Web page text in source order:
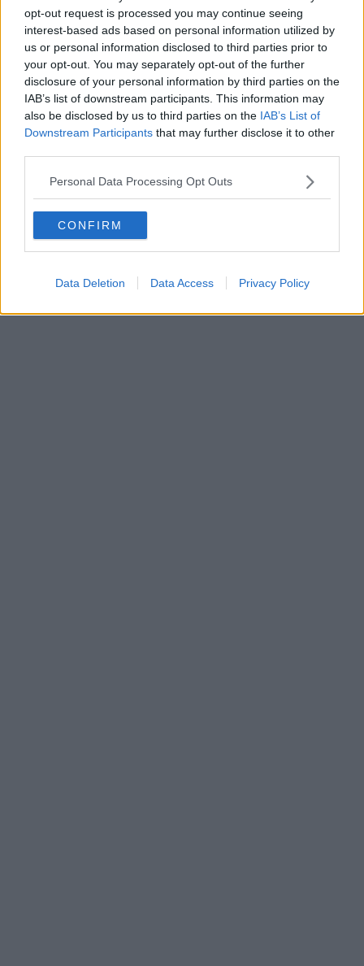
opt-out request is processed you may continue seeing
interest-based ads based on personal information utilized by
us or personal information disclosed to third parties prior to
your opt-out. You may separately opt-out of the further
disclosure of your personal information by third parties on the
IAB’s list of downstream participants. This information may
also be disclosed by us to third parties on the IAB’s List of
Downstream Participants that may further disclose it to other
Personal Data Processing Opt Outs
CONFIRM
Data Deletion Data Access Privacy Policy